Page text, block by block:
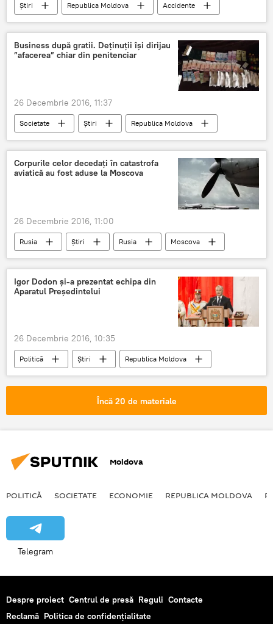
Știri Republica Moldova
Accidente
accident
Orhei
Toyota
Ford
Business după gratii. Deținuții își dirijau
”afacerea” chiar din penitenciar
26 Decembrie 2016, 11:37
Societate Știri
Republica Moldova
IGP
femei bani
Chișinău
poliție
INTERNET
INI
rețineri
Corpurile celor decedați în catastrofa
aviatică au fost aduse la Moscova
26 Decembrie 2016, 11:00
Rusia Știri Rusia
Moscova
cadavre
transportate
Igor Dodon și-a prezentat echipa din
Aparatul Președintelui
26 Decembrie 2016, 10:35
Politică Știri
Republica Moldova
Moldova
Igor Dodon
Încă 20 de materiale
Moldova
POLITICĂ SOCIETATE ECONOMIE REPUBLICA MOLDOVA
Telegram
Despre proiect Centrul de presă Reguli Contacte
Reclamă Politica de confidențialitate